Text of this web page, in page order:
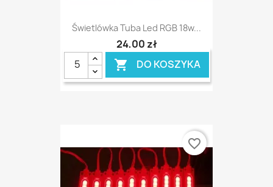
Świetlówka Tuba Led RGB 18w...
24,00 zł
 DO KOSZYKA
favorite_border